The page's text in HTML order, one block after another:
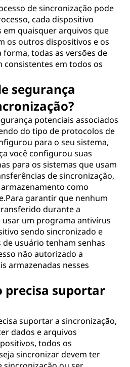
de sincronização pode
cada dispositivo
quaisquer arquivos que
os outros dispositivos e os
forma, todas as versões de
consistentes em todos os
segurança
potenciais associados
do tipo de protocolos de
para o seu sistema,
você configurou suas
para os sistemas que usam
de sincronização,
como
garantir que nenhum
durante a
usar um programa antivírus
sendo sincronizado e
usuário tenham senhas
não autorizado a
armazenadas nesses
precisa suportar
suportar a sincronização,
dados e arquivos
todos os
sincronizar devem ter